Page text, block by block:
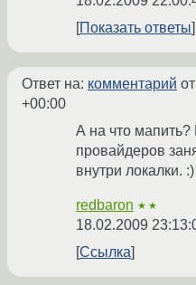
Показать ответы
Ответ на: комментарий
+00:00
А на что мапить?
провайдеров
внутри локалки. :)
redbaron ★★
18.02.2009
Ссылка